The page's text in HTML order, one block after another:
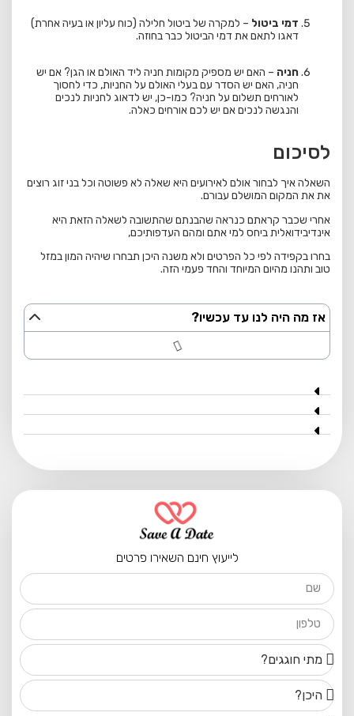
דמי ביטול – למקרה של ביטול חלילה (כוח עליון או בעיה אחרת)
דאגו לתאם את דמי הביטול כבר בחוזה.
חניה – האם יש מספיק מקומות חניה ליד האולם או הגן? אם יש
חניה, האם יש הסדר עם בעלי האולם על החניות, כדי לחסוך
לאורחים תשלום על חניה? כמו-כן, יש לדאוג לחניות לנכים
והנגשה לנכים אם יש לכם אורחים כאלה.
לסיכום
השאלה איך לבחור אולם לאירועים היא שאלה לא פשוטה וכל בני זוג רוצים
את את המקום המושלם עבורם.
אחרי שכבר קראתם כנראה שהבנתם שהתשובה לשאלה הזאת היא
אינדיבידואלית ביחס למי אתם ומהם העדפותיכם,
בחרו בקפידה לפי כל הפרטים ולא משנה היכן תבחרו שיהיה המון במזל
טוב ותהנו מהיום המיוחד והחד פעמי הזה.
אז מה היה לנו עד עכשיו?
לייעוץ חינם השאירו פרטים